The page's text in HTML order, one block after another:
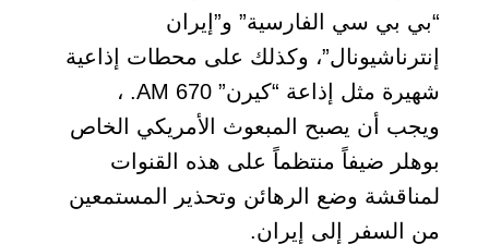
“بي بي سي الفارسية” و”إيران
إنترناشيونال”، وكذلك على محطات إذاعية
شهيرة مثل إذاعة “كيرن” 670
AM. ،
ويجب أن يصبح المبعوث الأمريكي الخاص
بوهلر ضيفاً منتظماً على هذه القنوات
لمناقشة وضع الرهائن وتحذير المستمعين
من السفر إلى إيران.